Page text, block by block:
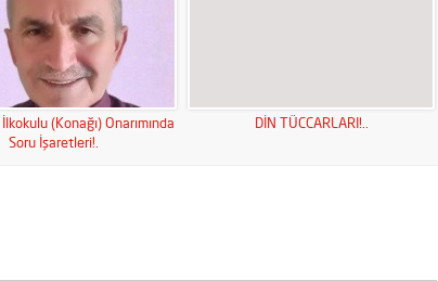
(Konağı) Onarımında
Soru İşaretleri!.
DİN TÜCCARLARI!..